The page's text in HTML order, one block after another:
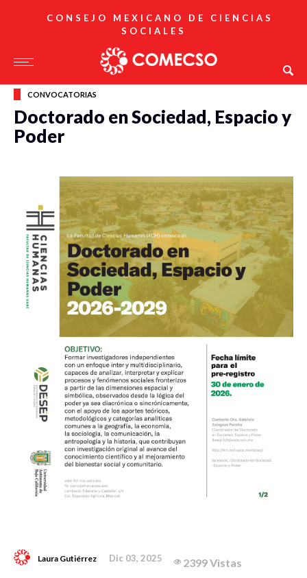
CONSEJO MEXICANO DE CIENCIAS
SOCIALES
CONVOCATORIAS
Doctorado en Sociedad, Espacio y
Poder
Laura Gutiérrez Dic 03, 2025 2399 Vistas